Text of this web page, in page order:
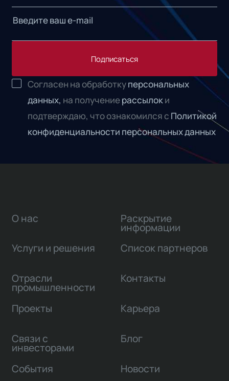
Подписаться
Согласен на обработкуперсональных
данных, на получениерассылоки
подтверждаю, что ознакомился с Политикой
конфиденциальности персональных данных
О нас
Услуги и решения
Отрасли
промышленности
Проекты
Связи с
инвесторами
Раскрытие
информации
Список партнеров
Контакты
Карьера
Блог
События Новости